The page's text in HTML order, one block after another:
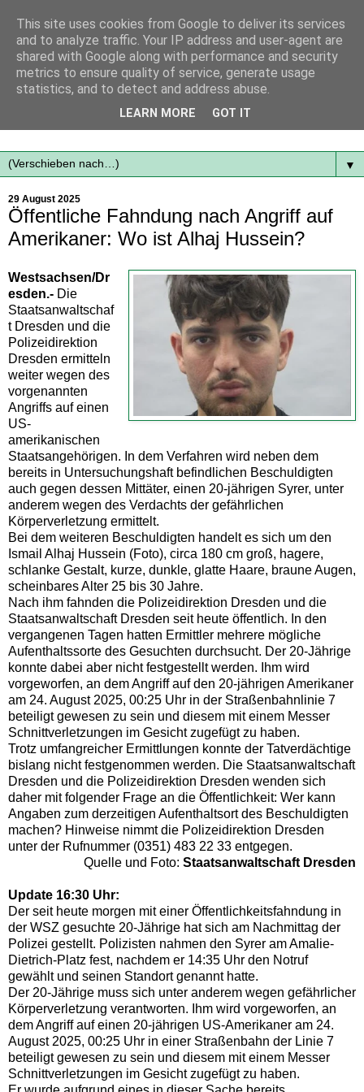
Mit frischen Themen aus der Region immer auf dem
▼
29 August 2025
Öffentliche Fahndung nach Angriff auf
Amerikaner: Wo ist Alhaj Hussein?
Westsachsen/Dr
esden.- Die
Staatsanwaltschaf
t Dresden und die
Polizeidirektion
Dresden ermitteln
weiter wegen des
vorgenannten
Angriffs auf einen
US-
amerikanischen
Staatsangehörigen. In dem Verfahren wird neben dem
bereits in Untersuchungshaft befindlichen Beschuldigten
auch gegen dessen Mittäter, einen 20-jährigen Syrer, unter
anderem wegen des Verdachts der gefährlichen
Körperverletzung ermittelt.
Bei dem weiteren Beschuldigten handelt es sich um den
Ismail Alhaj Hussein (Foto), circa 180 cm groß, hagere,
schlanke Gestalt, kurze, dunkle, glatte Haare, braune Augen,
scheinbares Alter 25 bis 30 Jahre.
Nach ihm fahnden die Polizeidirektion Dresden und die
Staatsanwaltschaft Dresden seit heute öffentlich. In den
vergangenen Tagen hatten Ermittler mehrere mögliche
Aufenthaltssorte des Gesuchten durchsucht. Der 20-Jährige
konnte dabei aber nicht festgestellt werden. Ihm wird
vorgeworfen, an dem Angriff auf den 20-jährigen Amerikaner
am 24. August 2025, 00:25 Uhr in der Straßenbahnlinie 7
beteiligt gewesen zu sein und diesem mit einem Messer
Schnittverletzungen im Gesicht zugefügt zu haben.
Trotz umfangreicher Ermittlungen konnte der Tatverdächtige
bislang nicht festgenommen werden. Die Staatsanwaltschaft
Dresden und die Polizeidirektion Dresden wenden sich
daher mit folgender Frage an die Öffentlichkeit: Wer kann
Angaben zum derzeitigen Aufenthaltsort des Beschuldigten
machen? Hinweise nimmt die Polizeidirektion Dresden
unter der Rufnummer (0351) 483 22 33 entgegen.
Quelle und Foto: Staatsanwaltschaft Dresden
Update 16:30 Uhr:
Der seit heute morgen mit einer Öffentlichkeitsfahndung in
der WSZ gesuchte 20-Jährige hat sich am Nachmittag der
Polizei gestellt. Polizisten nahmen den Syrer am Amalie-
Dietrich-Platz fest, nachdem er 14:35 Uhr den Notruf
gewählt und seinen Standort genannt hatte.
Der 20-Jährige muss sich unter anderem wegen gefährlicher
Körperverletzung verantworten. Ihm wird vorgeworfen, an
dem Angriff auf einen 20-jährigen US-Amerikaner am 24.
August 2025, 00:25 Uhr in einer Straßenbahn der Linie 7
beteiligt gewesen zu sein und diesem mit einem Messer
Schnittverletzungen im Gesicht zugefügt zu haben.
This site uses cookies from Google to deliver its services
and to analyze traffic. Your IP address and user-agent are
shared with Google along with performance and security
metrics to ensure quality of service, generate usage
statistics, and to detect and address abuse.
LEARN MORE GOT IT